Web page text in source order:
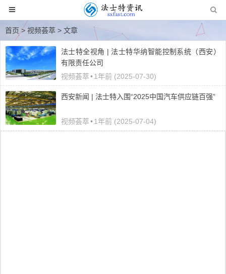
首页> 视频荟萃 > 文章
法士特全视角 | 法士特华纳智能控制系统（西安）
有限责任公司
视频荟萃•1年前 (2025-07-30)
西安新闻 | 法士特入围“2025中国汽车供应链百强”
视频荟萃•1年前 (2025-07-04)